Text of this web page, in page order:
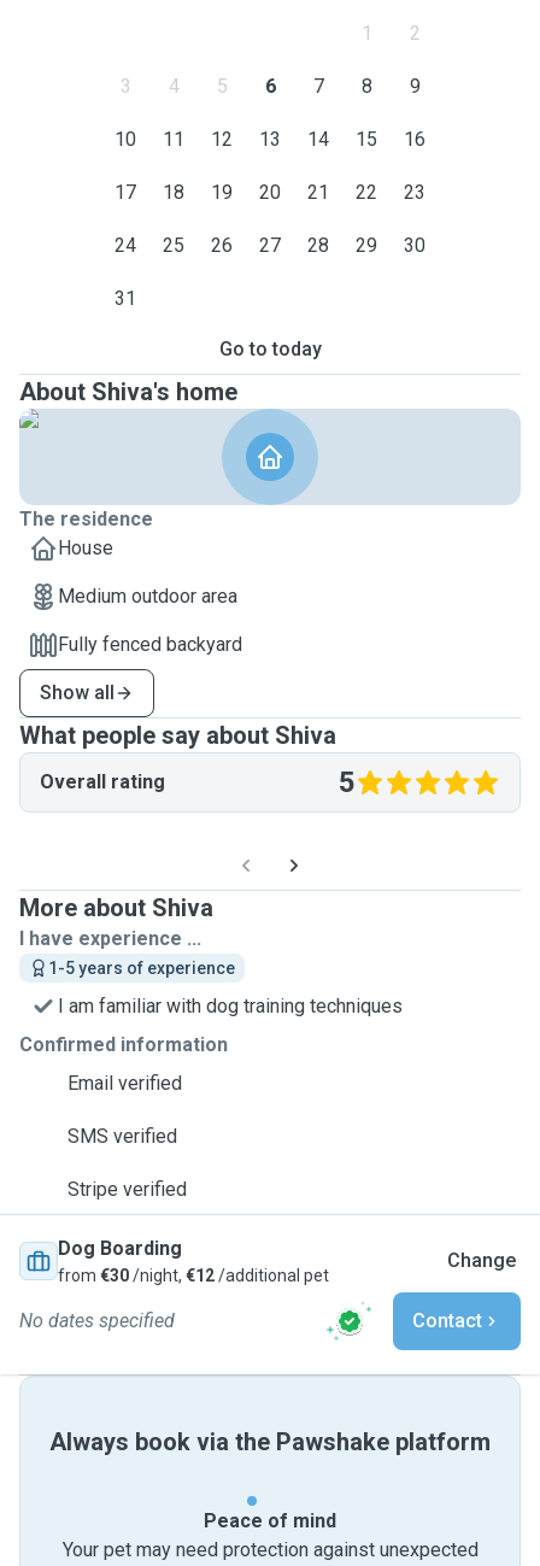
1 2
3 4 5 6 7 8 9
10 11 12 13 14 15 16
17 18 19 20 21 22 23
24 25 26 27 28 29 30
31
Go to today
About Shiva's home
The residence
House
Medium outdoor area
Fully fenced backyard
Show all
What people say about Shiva
Overall rating 5
More about Shiva
I have experience ...
1-5 years of experience
I am familiar with dog training techniques
Confirmed information
Email verified
SMS verified
Stripe verified
Dog Boarding
from €30/night, €12/additional pet
Change
No dates specified Contact
Always book via the Pawshake platform
Peace of mind
Your pet may need protection against unexpected